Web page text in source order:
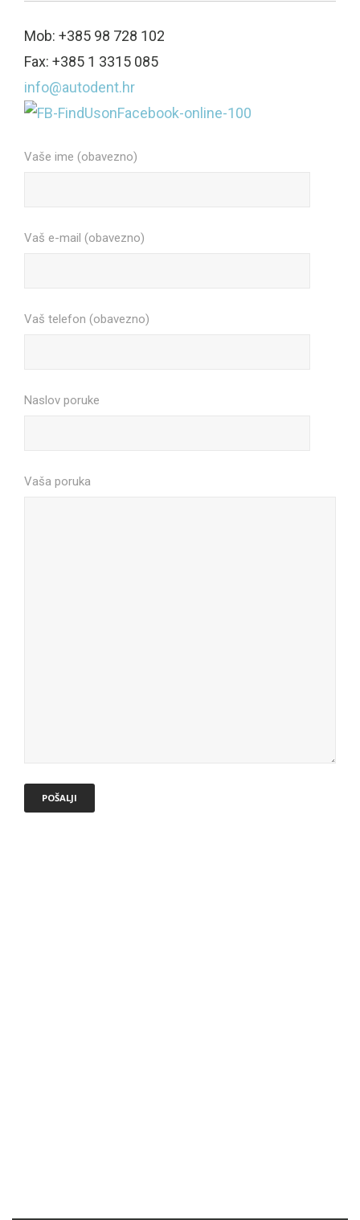
Mob: +385 98 728 102
Fax: +385 1 3315 085
info@autodent.hr
Vaše ime (obavezno)
Vaš e-mail (obavezno)
Vaš telefon (obavezno)
Naslov poruke
Vaša poruka